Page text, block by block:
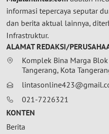
informasi tepercaya seputar
dan berita aktual lainnya,
Infrastruktur.
ALAMAT REDAKSI/
Komplek Bina Marga Blok
Tangerang, Kota
021-7226321
KONTEN
Berita